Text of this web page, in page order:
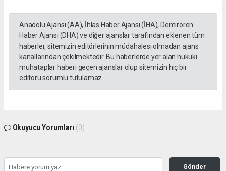
Anadolu Ajansı (AA), İhlas Haber Ajansı (İHA), Demirören
Haber Ajansı (DHA) ve diğer ajanslar tarafından eklenen tüm
haberler, sitemizin editörlerinin müdahalesi olmadan ajans
kanallarından çekilmektedir. Bu haberlerde yer alan hukuki
muhataplar haberi geçen ajanslar olup sitemizin hiç bir
editörü sorumlu tutulamaz...
Okuyucu Yorumları (0)
Gönder